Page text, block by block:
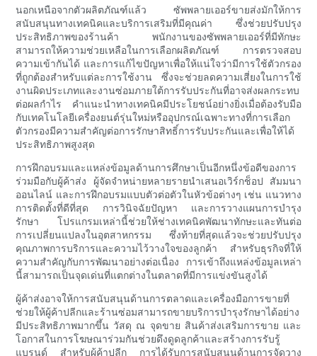
นอกเหนือจากตัวผลิตภัณฑ์แล้ว ซัพพลายเออร์ขายส่งมักให้การ
สนับสนุนทางเทคนิคและบริการเสริมที่มีคุณค่า ซึ่งช่วยปรับปรุง
ประสิทธิภาพของร้านค้า พนักงานของซัพพลายเออร์ที่มีทักษะ
สามารถให้ความช่วยเหลือในการเลือกผลิตภัณฑ์ การตรวจสอบ
ความเข้ากันได้ และการแก้ไขปัญหาเพื่อให้แน่ใจว่ามีการใช้ตัวกรอง
ที่ถูกต้องสำหรับแต่ละการใช้งาน ซึ่งจะช่วยลดความเสี่ยงในการใช้
งานผิดประเภทและงานซ่อมภายใต้การรับประกันที่อาจส่งผลกระทบ
ต่อผลกำไร คำแนะนำทางเทคนิคมีประโยชน์อย่างยิ่งเมื่อต้องรับมือ
กับเทคโนโลยีเครื่องยนต์รุ่นใหม่หรืออุปกรณ์เฉพาะทางที่การเลือก
ตัวกรองมีความสำคัญต่อการรักษาสิทธิ์การรับประกันและเพื่อให้ได้
ประสิทธิภาพสูงสุด
การฝึกอบรมและแหล่งข้อมูลด้านการศึกษาเป็นอีกหนึ่งข้อดีของการ
ร่วมมือกับผู้ค้าส่ง ผู้จัดจำหน่ายหลายรายนำเสนอเวิร์กช็อป สัมมนา
ออนไลน์ และการฝึกอบรมแบบตัวต่อตัวในหัวข้อต่างๆ เช่น แนวทาง
การติดตั้งที่ดีที่สุด การวินิจฉัยปัญหา และการวางแผนการบำรุง
รักษา โปรแกรมเหล่านี้ช่วยให้ช่างเทคนิคพัฒนาทักษะและทันต่อ
การเปลี่ยนแปลงในอุตสาหกรรม ซึ่งท้ายที่สุดแล้วจะช่วยปรับปรุง
คุณภาพการบริการและความไว้วางใจของลูกค้า สำหรับธุรกิจที่ให้
ความสำคัญกับการพัฒนาอย่างต่อเนื่อง การเข้าถึงแหล่งข้อมูลเหล่า
นี้สามารถเป็นจุดเด่นที่แตกต่างในตลาดที่มีการแข่งขันสูงได้
ผู้ค้าส่งอาจให้การสนับสนุนด้านการตลาดและเครื่องมือการขายที่
ช่วยให้ผู้ค้าปลีกและร้านซ่อมสามารถขายบริการบำรุงรักษาได้อย่าง
มีประสิทธิภาพมากขึ้น วัสดุ ณ จุดขาย สินค้าส่งเสริมการขาย และ
โอกาสในการโฆษณาร่วมกันช่วยดึงดูดลูกค้าและสร้างการรับรู้
แบรนด์ สำหรับผู้ค้าปลีก การได้รับการสนับสนุนด้านการจัดวาง